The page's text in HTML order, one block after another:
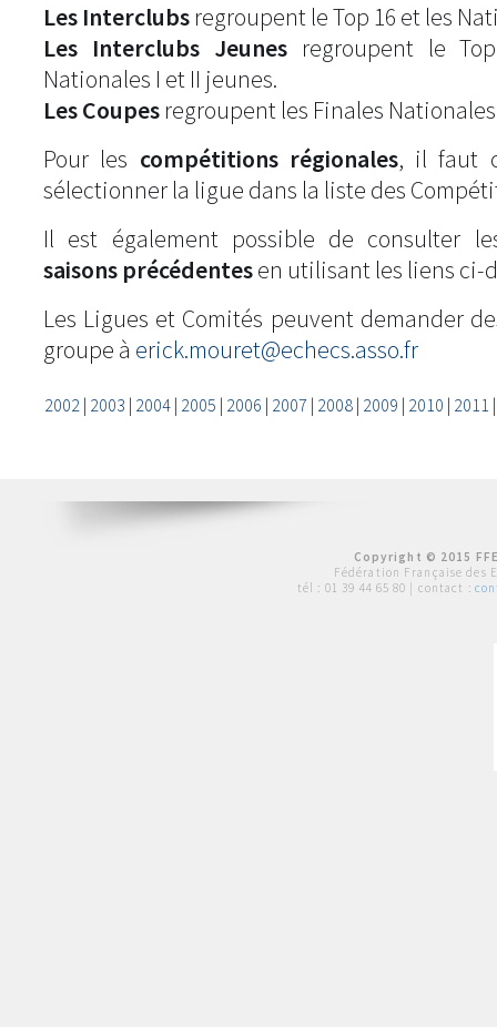
Les Interclubs regroupent le Top 16 et les
Les Interclubs Jeunesregroupent le
Nationales I et II jeunes.
Les Coupes regroupent les Finales
Pour les compétitions régionales, il faut
sélectionner la ligue dans la liste des
Il est également possible de consulter
saisons précédentesen utilisant les liens ci-
Les Ligues et Comités peuvent demander
groupe à erick.mouret@echecs.asso.fr
2002| 2003 | 2004| 2005 | 2006 | 2007 | 2008| 2009 | 2010 | 2011
Copyright © 2015
Fédération Française des
tél : 01 39 44 65 80 | contact :